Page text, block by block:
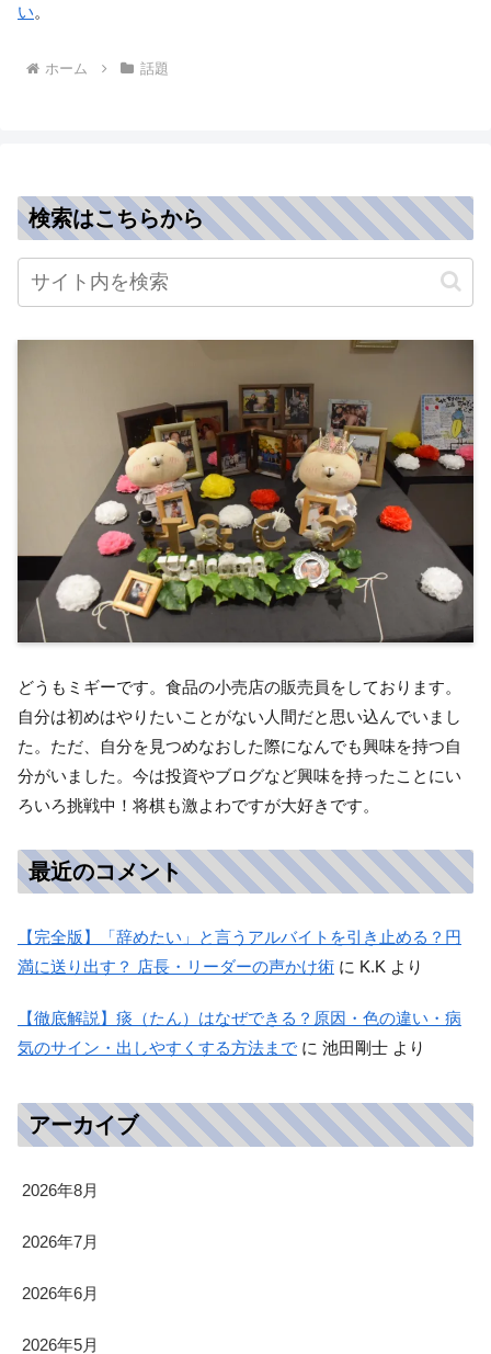
い。
ホーム 話題
検索はこちらから
どうもミギーです。食品の小売店の販売員をしております。
自分は初めはやりたいことがない人間だと思い込んでいまし
た。ただ、自分を見つめなおした際になんでも興味を持つ自
分がいました。今は投資やブログなど興味を持ったことにい
ろいろ挑戦中！将棋も激よわですが大好きです。
最近のコメント
【完全版】「辞めたい」と言うアルバイトを引き止める？円
満に送り出す？ 店長・リーダーの声かけ術 に K.K より
【徹底解説】痰（たん）はなぜできる？原因・色の違い・病
気のサイン・出しやすくする方法まで に 池田剛士 より
アーカイブ
2026年8月
2026年7月
2026年6月
2026年5月